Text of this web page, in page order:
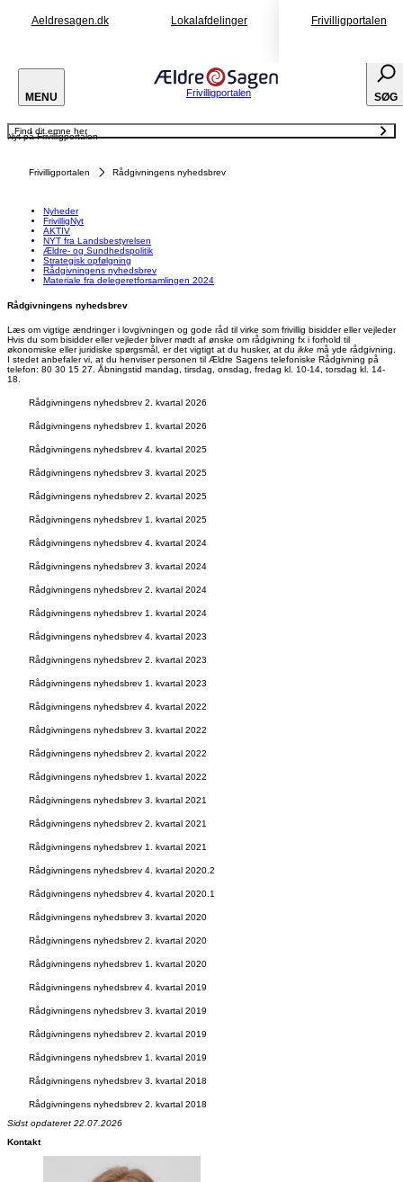
Aeldresagen.dk Lokalafdelinger Frivilligportalen
MENU Frivilligportalen SØG
Nyt på Frivilligportalen
Find dit emne her
Nyheder
NYT fra Landsbestyrelsen
Materiale fra delegeretforsamlingen 2024
Frivilligportalen Rådgivningens nyhedsbrev
Nyheder
FrivilligNyt
AKTIV
NYT fra Landsbestyrelsen
Ældre- og Sundhedspolitik
Strategisk opfølgning
Rådgivningens nyhedsbrev
Materiale fra delegeretforsamlingen 2024
Rådgivningens nyhedsbrev
Læs om vigtige ændringer i lovgivningen og gode råd til virke som frivillig bisidder eller vejleder
Hvis du som bisidder eller vejleder bliver mødt af ønske om rådgivning fx i forhold til
økonomiske eller juridiske spørgsmål, er det vigtigt at du husker, at du ikke må yde rådgivning.
I stedet anbefaler vi, at du henviser personen til Ældre Sagens telefoniske Rådgivning på
telefon: 80 30 15 27. Åbningstid mandag, tirsdag, onsdag, fredag kl. 10-14, torsdag kl. 14-
18.
Rådgivningens nyhedsbrev 2. kvartal 2026
Rådgivningens nyhedsbrev 1. kvartal 2026
Rådgivningens nyhedsbrev 4. kvartal 2025
Rådgivningens nyhedsbrev 3. kvartal 2025
Rådgivningens nyhedsbrev 2. kvartal 2025
Rådgivningens nyhedsbrev 1. kvartal 2025
Rådgivningens nyhedsbrev 4. kvartal 2024
Rådgivningens nyhedsbrev 3. kvartal 2024
Rådgivningens nyhedsbrev 2. kvartal 2024
Rådgivningens nyhedsbrev 1. kvartal 2024
Rådgivningens nyhedsbrev 4. kvartal 2023
Rådgivningens nyhedsbrev 2. kvartal 2023
Rådgivningens nyhedsbrev 1. kvartal 2023
Rådgivningens nyhedsbrev 4. kvartal 2022
Rådgivningens nyhedsbrev 3. kvartal 2022
Rådgivningens nyhedsbrev 2. kvartal 2022
Rådgivningens nyhedsbrev 1. kvartal 2022
Rådgivningens nyhedsbrev 3. kvartal 2021
Rådgivningens nyhedsbrev 2. kvartal 2021
Rådgivningens nyhedsbrev 1. kvartal 2021
Rådgivningens nyhedsbrev 4. kvartal 2020.2
Rådgivningens nyhedsbrev 4. kvartal 2020.1
Rådgivningens nyhedsbrev 3. kvartal 2020
Rådgivningens nyhedsbrev 2. kvartal 2020
Rådgivningens nyhedsbrev 1. kvartal 2020
Rådgivningens nyhedsbrev 4. kvartal 2019
Rådgivningens nyhedsbrev 3. kvartal 2019
Rådgivningens nyhedsbrev 2. kvartal 2019
Rådgivningens nyhedsbrev 1. kvartal 2019
Rådgivningens nyhedsbrev 3. kvartal 2018
Rådgivningens nyhedsbrev 2. kvartal 2018
Sidst opdateret 22.07.2026
Kontakt